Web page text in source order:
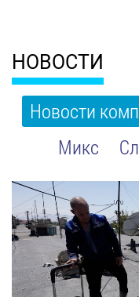
НОВОСТИ
Новости
Микс